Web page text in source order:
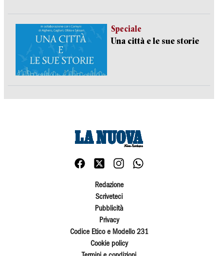
Speciale
Una città e le sue storie
Redazione
Scriveteci
Pubblicità
Privacy
Codice Etico e Modello 231
Cookie policy